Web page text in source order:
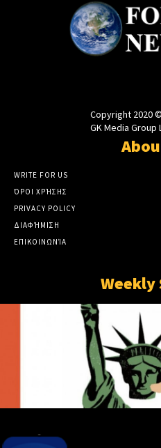
Copyright 2020
GK Media Group
WRITE FOR US
ΌΡΟΙ ΧΡΉΣΗΣ
PRIVACY POLICY
ΔΙΑΦΉΜΙΣΗ
ΕΠΙΚΟΙΝΩΝΊΑ
Weekly